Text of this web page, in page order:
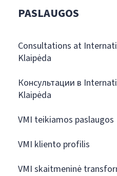
PASLAUGOS
Consultations at
Klaipėda
Консультации в
Klaipėda
VMI teikiamos paslaugos
VMI kliento profilis
VMI skaitmeninė